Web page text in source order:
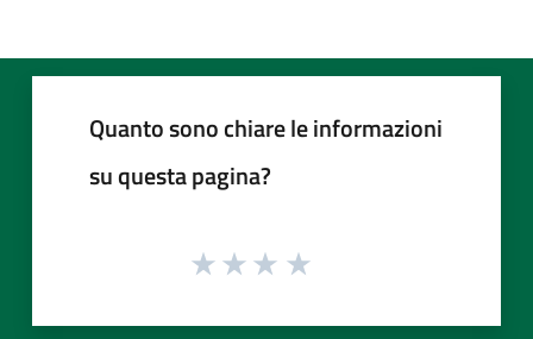
Quanto sono chiare le informazioni
su questa pagina?